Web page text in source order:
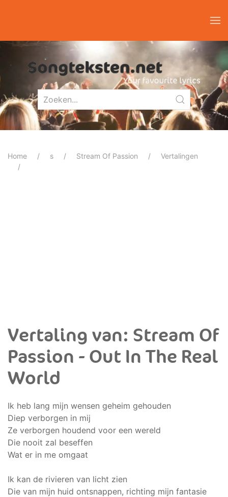
Home s Stream Of Passion Vertalingen
Vertaling van: Stream Of
Passion - Out In The Real
World
Ik heb lang mijn wensen geheim gehouden
Diep verborgen in mij
Ze verborgen houdend voor een wereld
Die nooit zal beseffen
Wat er in me omgaat
Ik kan de rivieren van licht zien
Die van mijn huid ontsnappen, richting mijn fantasie